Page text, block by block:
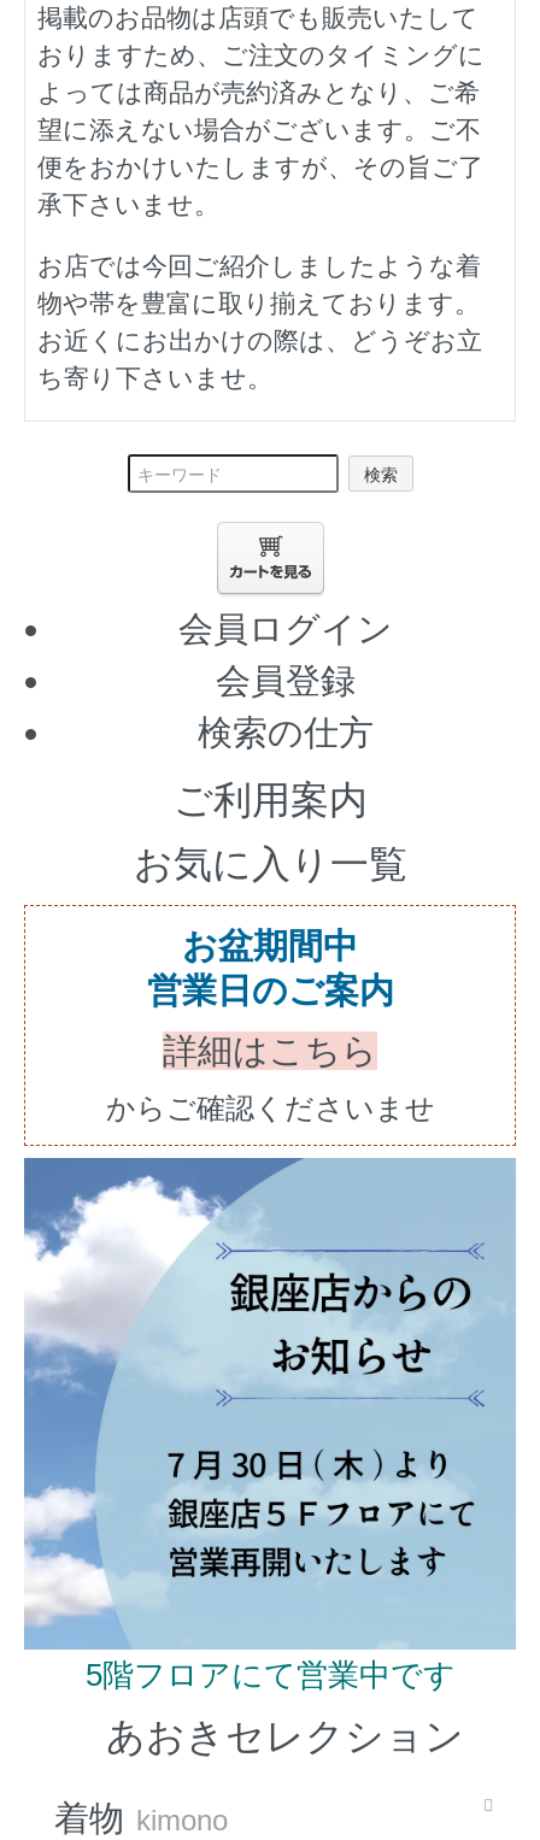
掲載のお品物は店頭でも販売いたして
おりますため、ご注文のタイミングに
よっては商品が売約済みとなり、ご希
望に添えない場合がございます。ご不
便をおかけいたしますが、その旨ご了
承下さいませ。
お店では今回ご紹介しましたような着
物や帯を豊富に取り揃えております。
お近くにお出かけの際は、どうぞお立
ち寄り下さいませ。
検索
会員ログイン
会員登録
検索の仕方
ご利用案内
お気に入り一覧
お盆期間中
営業日のご案内
詳細はこちら
からご確認くださいませ
5階フロアにて営業中です
あおきセレクション
着物 kimono